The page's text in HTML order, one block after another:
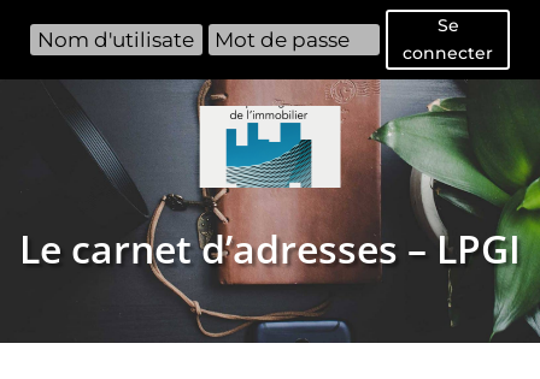
Se
connecter
Le carnet d’adresses – LPGI